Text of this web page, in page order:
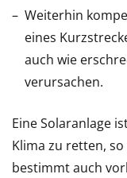
Weiterhin
eines
auch wie
verursachen.
Eine Solaranlage
Klima zu retten,
bestimmt auch